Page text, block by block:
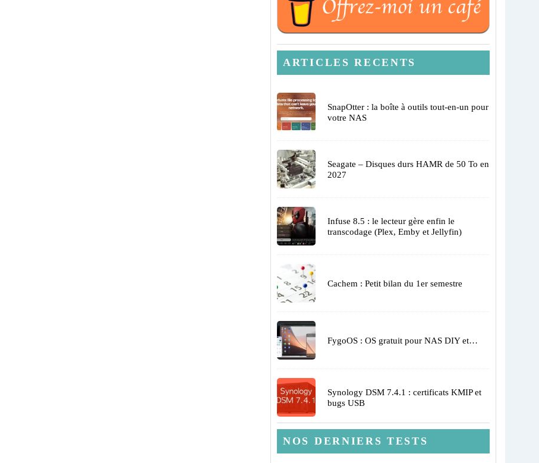
ARTICLES RECENTS
SnapOtter : la boîte à outils tout-en-un pour
votre NAS
Seagate – Disques durs HAMR de 50 To en
2027
Infuse 8.5 : le lecteur gère enfin le
transcodage (Plex, Emby et Jellyfin)
Cachem : Petit bilan du 1er semestre
FygoOS : OS gratuit pour NAS DIY et…
Synology DSM 7.4.1 : certificats KMIP et
bugs USB
NOS DERNIERS TESTS